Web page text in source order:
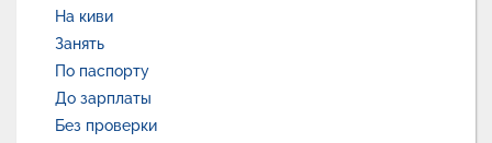
На киви
Занять
По паспорту
До зарплаты
Без проверки